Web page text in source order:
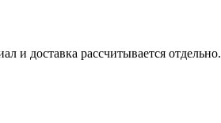
и доставка рассчитывается отдельно.